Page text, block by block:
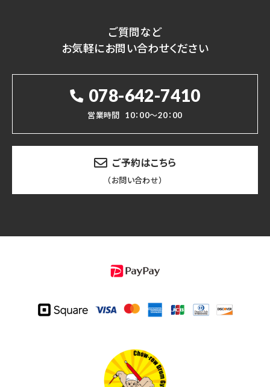
ご質問など
お気軽にお問い合わせください
078-642-7410
営業時間 10：00～20：00
ご予約はこちら
（お問い合わせ）